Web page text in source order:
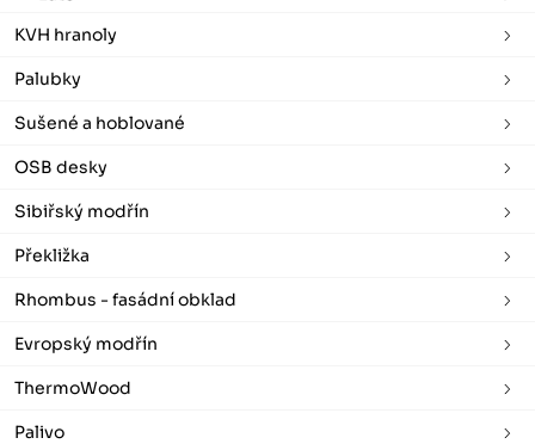
KVH hranoly
Palubky
Sušené a hoblované
OSB desky
Sibiřský modřín
Překližka
Rhombus - fasádní obklad
Evropský modřín
ThermoWood
Palivo